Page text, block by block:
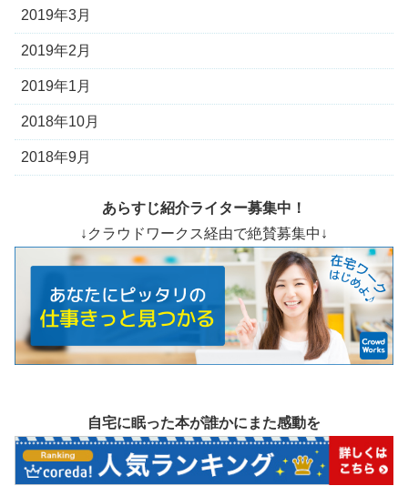
2019年3月
2019年2月
2019年1月
2018年10月
2018年9月
あらすじ紹介ライター募集中！
↓クラウドワークス経由で絶賛募集中↓
自宅に眠った本が誰かにまた感動を